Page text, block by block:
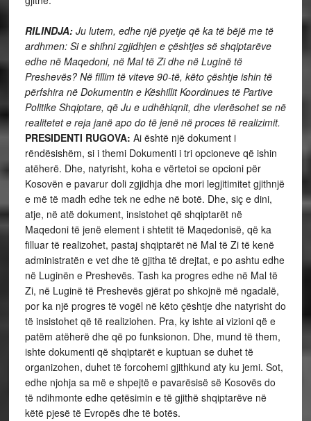
RILINDJA:Ju lutem, edhe një pyetje që ka të bëjë me të
ardhmen: Si e shihni zgjidhjen e çështjes së shqiptarëve
edhe në Maqedoni, në Mal të Zi dhe në Luginë të
Preshevës? Në fillim të viteve 90-të, këto çështje ishin të
përfshira në Dokumentin e Këshillit Koordinues të Partive
Politike Shqiptare, që Ju e udhëhiqnit, dhe vlerësohet se në
realitetet e reja janë apo do të jenë në proces të realizimit.
PRESIDENTI RUGOVA: Ai është një dokument i
rëndësishëm, si i themi Dokumenti i tri opcioneve që ishin
atëherë. Dhe, natyrisht, koha e vërtetoi se opcioni për
Kosovën e pavarur doli zgjidhja dhe mori legjitimitet gjithnjë
e më të madh edhe tek ne edhe në botë. Dhe, siç e dini,
atje, në atë dokument, insistohet që shqiptarët në
Maqedoni të jenë element i shtetit të Maqedonisë, që ka
filluar të realizohet, pastaj shqiptarët në Mal të Zi të kenë
administratën e vet dhe të gjitha të drejtat, e po ashtu edhe
në Luginën e Preshevës. Tash ka progres edhe në Mal të
Zi, në Luginë të Preshevës gjërat po shkojnë më ngadalë,
por ka një progres të vogël në këto çështje dhe natyrisht do
të insistohet që të realiziohen. Pra, ky ishte ai vizioni që e
patëm atëherë dhe që po funksionon. Dhe, mund të them,
ishte dokumenti që shqiptarët e kuptuan se duhet të
organizohen, duhet të forcohemi gjithkund aty ku jemi. Sot,
edhe njohja sa më e shpejtë e pavarësisë së Kosovës do
të ndihmonte edhe qetësimin e të gjithë shqiptarëve në
këtë pjesë të Evropës dhe të botës.